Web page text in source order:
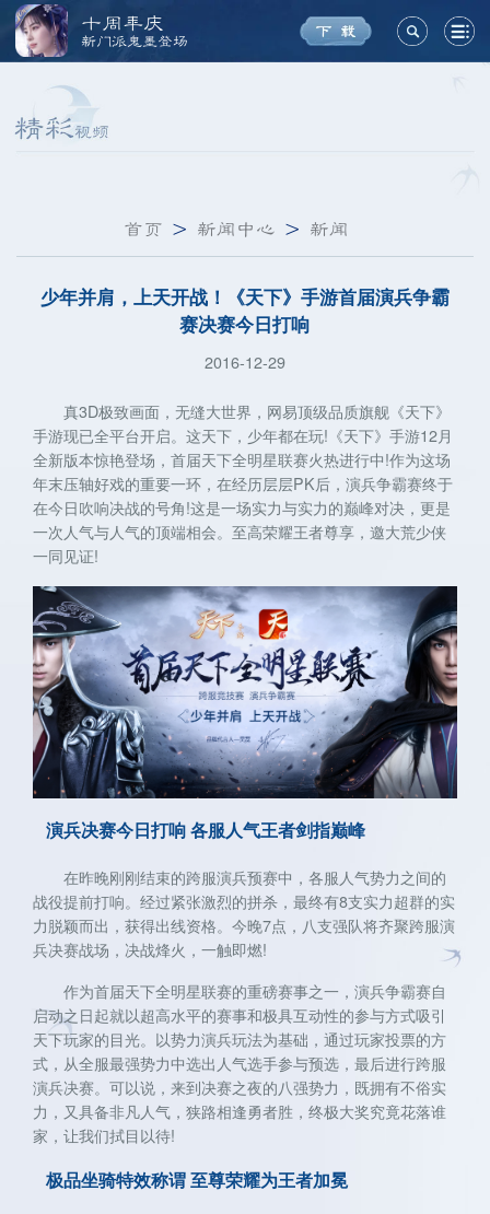
十周年庆
新门派鬼墨登场
首页 > 新闻中心 > 新闻
少年并肩，上天开战！《天下》手游首届演兵争霸
赛决赛今日打响
2016-12-29
真3D极致画面，无缝大世界，网易顶级品质旗舰《天下》
手游现已全平台开启。这天下，少年都在玩!《天下》手游12月
全新版本惊艳登场，首届天下全明星联赛火热进行中!作为这场
年末压轴好戏的重要一环，在经历层层PK后，演兵争霸赛终于
在今日吹响决战的号角!这是一场实力与实力的巅峰对决，更是
一次人气与人气的顶端相会。至高荣耀王者尊享，邀大荒少侠
一同见证!
演兵决赛今日打响 各服人气王者剑指巅峰
在昨晚刚刚结束的跨服演兵预赛中，各服人气势力之间的
战役提前打响。经过紧张激烈的拼杀，最终有8支实力超群的实
力脱颖而出，获得出线资格。今晚7点，八支强队将齐聚跨服演
兵决赛战场，决战烽火，一触即燃!
作为首届天下全明星联赛的重磅赛事之一，演兵争霸赛自
启动之日起就以超高水平的赛事和极具互动性的参与方式吸引
天下玩家的目光。以势力演兵玩法为基础，通过玩家投票的方
式，从全服最强势力中选出人气选手参与预选，最后进行跨服
演兵决赛。可以说，来到决赛之夜的八强势力，既拥有不俗实
力，又具备非凡人气，狭路相逢勇者胜，终极大奖究竟花落谁
家，让我们拭目以待!
极品坐骑特效称谓 至尊荣耀为王者加冕